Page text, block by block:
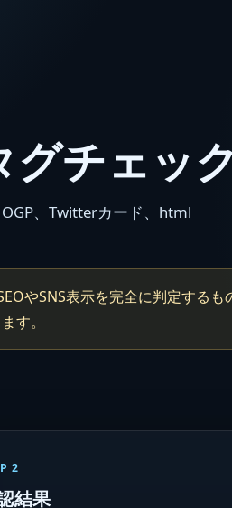
チェック
、Twitterカード、html
やSNS表示を完全に判定するも
す。
2
結果